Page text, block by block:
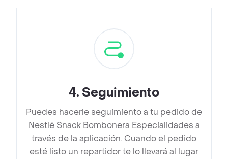
4. Seguimiento
Puedes hacerle seguimiento a tu pedido de
Nestlé Snack Bombonera Especialidades a
través de la aplicación. Cuando el pedido
esté listo un repartidor te lo llevará al lugar